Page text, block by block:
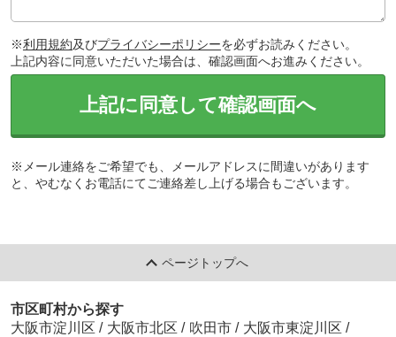
※利用規約及びプライバシーポリシーを必ずお読みください。
上記内容に同意いただいた場合は、確認画面へお進みください。
上記に同意して確認画面へ
※メール連絡をご希望でも、メールアドレスに間違いがあります
と、やむなくお電話にてご連絡差し上げる場合もございます。
ページトップへ
市区町村から探す
大阪市淀川区 / 大阪市北区 / 吹田市 / 大阪市東淀川区 /